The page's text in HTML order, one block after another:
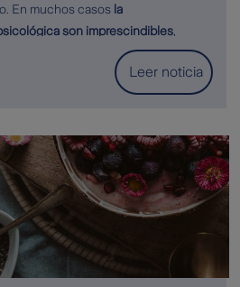
En muchos casos la
son imprescindibles
que es tanto preventivo como
tanto en la depresiónLeer noticia